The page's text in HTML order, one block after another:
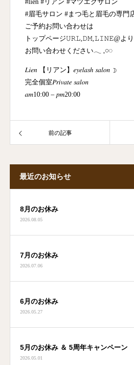
#lien #リアン #マツエクサロン
#眉毛サロン #まつ毛と眉毛の専門
ご予約お問い合わせは
トップページ𝚄𝚁𝙻,𝙳𝙼,𝙻𝙸𝙽𝙴@より
お問い合わせください𓂃 𓈒𓏸◌‬
𝐿𝑖𝑒𝑛 【リアン】𝑒𝑦𝑒𝑙𝑎𝑠ℎ 𝑠𝑎𝑙𝑜𝑛 ☽
完全個室𝑃𝑟𝑖𝑣𝑎𝑡𝑒 𝑠𝑎𝑙𝑜𝑛
𝑎𝑚10:00 – 𝑝𝑚20:00
前の記事
最近のお知らせ
8月のお休み
2026.08.05
7月のお休み
2026.07.06
6月のお休み
2026.05.27
5月のお休み ＆ 5周年キャンペーン
2026.05.01